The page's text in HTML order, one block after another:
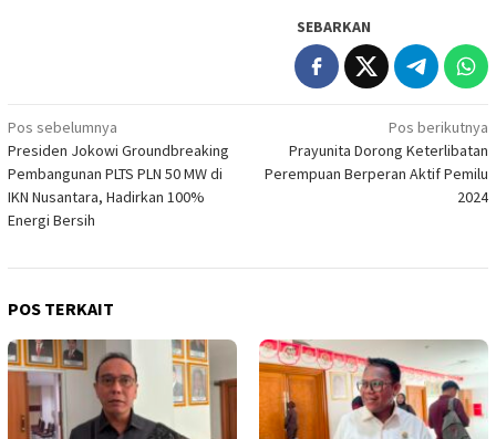
SEBARKAN
Navigasi
pos
Pos sebelumnya
Presiden Jokowi Groundbreaking
Pembangunan PLTS PLN 50 MW di
IKN Nusantara, Hadirkan 100%
Energi Bersih
Pos berikutnya
Prayunita Dorong Keterlibatan
Perempuan Berperan Aktif Pemilu
2024
POS TERKAIT